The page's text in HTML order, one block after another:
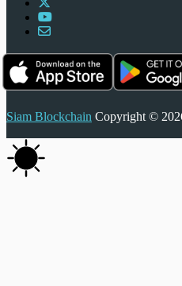
Siam Blockchain Copyright ©